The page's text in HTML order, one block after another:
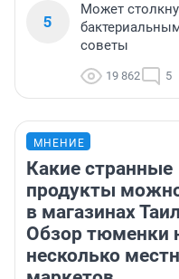
5
Может
советы
19 862 5
МНЕНИЕ
Какие странные
продукты
в магазинах
Обзор тюменки
несколько